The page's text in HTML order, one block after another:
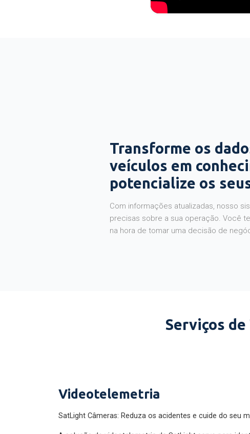
Transforme os
veículos em
potencialize os
Com informações atualizadas, nosso
precisas sobre a sua operação. Você
na hora de tomar uma decisão de
Serviços
Videotelemetria
SatLight Câmeras: Reduza os acidentes e cuide do seu